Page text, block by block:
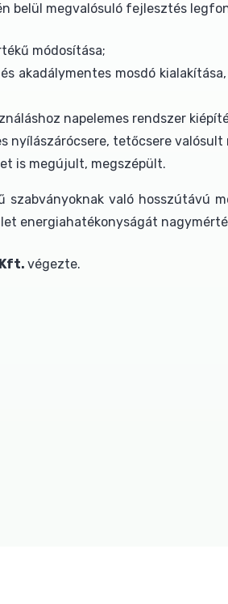
belül megvalósuló fejlesztés
módosítása;
akadálymentes mosdó
napelemes rendszer
nyílászárócsere, tetőcsere valósult
is megújult, megszépült.
való hosszútávú
energiahatékonyságát
végezte.